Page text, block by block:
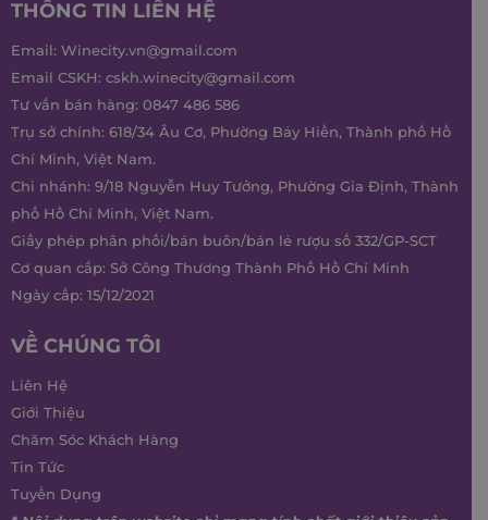
THÔNG TIN LIÊN HỆ
Email: Winecity.vn@gmail.com
Email CSKH: cskh.winecity@gmail.com
Tư vấn bán hàng: 0847 486 586
Trụ sở chính: 618/34 Âu Cơ, Phường Bảy Hiền, Thành phố Hồ
Chí Minh, Việt Nam.
Chi nhánh: 9/18 Nguyễn Huy Tưởng, Phường Gia Định, Thành
phố Hồ Chí Minh, Việt Nam.
Giấy phép phân phối/bán buôn/bán lẻ rượu số 332/GP-SCT
Cơ quan cấp: Sở Công Thương Thành Phố Hồ Chí Minh
Ngày cấp: 15/12/2021
VỀ CHÚNG TÔI
Liên Hệ
Giới Thiệu
Chăm Sóc Khách Hàng
Tin Tức
Tuyển Dụng